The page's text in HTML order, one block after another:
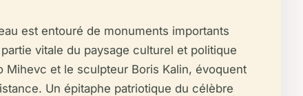
est entouré de monuments importants
vitale du paysage culturel et politique
et le sculpteur Boris Kalin, évoquent
Un épitaphe patriotique du célèbre